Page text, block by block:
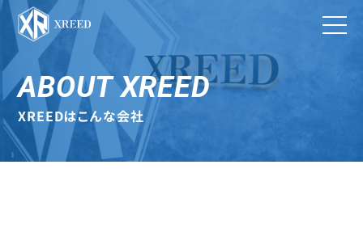
ABOUT XREED
XREEDはこんな会社